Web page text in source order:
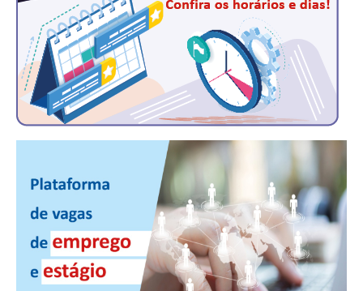
NEWSLETTER
GUIA DAS ENGENHARIAS
CONTATO
CURSOS
ENGENHEIRO EMPREENDEDOR
SEESP EDUCAÇÃO
PLATAFORMAS GRATUITAS
BENEFÍCIOS
APOSENTADORIA